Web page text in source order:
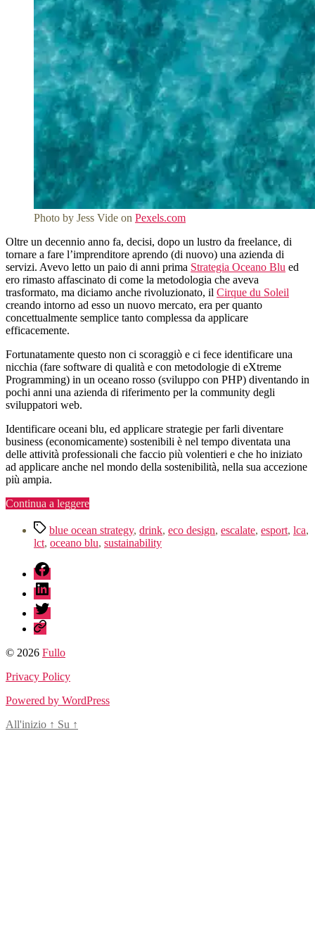
Photo by Jess Vide on Pexels.com
Oltre un decennio anno fa, decisi, dopo un lustro da freelance, di
tornare a fare l’imprenditore aprendo (di nuovo) una azienda di
servizi. Avevo letto un paio di anni prima Strategia Oceano Blu ed
ero rimasto affascinato di come la metodologia che aveva
trasformato, ma diciamo anche rivoluzionato, il Cirque du Soleil
creando intorno ad esso un nuovo mercato, era per quanto
concettualmente semplice tanto complessa da applicare
efficacemente.
Fortunatamente questo non ci scoraggiò e ci fece identificare una
nicchia (fare software di qualità e con metodologie di eXtreme
Programming) in un oceano rosso (sviluppo con PHP) diventando in
pochi anni una azienda di riferimento per la community degli
sviluppatori web.
Identificare oceani blu, ed applicare strategie per farli diventare
business (economicamente) sostenibili è nel tempo diventata una
delle attività professionali che faccio più volentieri e che ho iniziato
ad applicare anche nel mondo della sostenibilità, nella sua accezione
più ampia.
Continua a leggere“Oceano
letteralmente”
Tagblue ocean strategy, drink, eco design, escalate, esport, lca,
lct, oceano blu, sustainability
fb
linkedin
twitter
sessionize
© 2026 Fullo
Privacy Policy
Powered by WordPress
All'inizio ↑ Su ↑